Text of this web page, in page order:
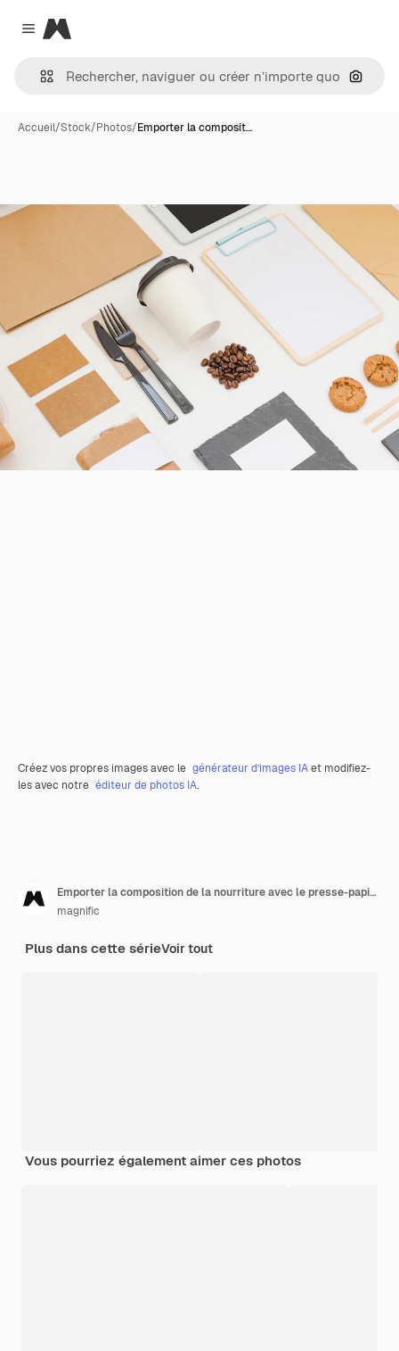
Close menu
Magnific
Accueil/Stock/Photos/Emporter la composit…
Créez vos propres images avec le générateur d’images IAet modifiez-
les avec notre éditeur de photos IA.
Emporter la composition de la nourriture avec le presse-papiers
magnific
Plus dans cette sérieVoir tout
Vous pourriez également aimer ces photos